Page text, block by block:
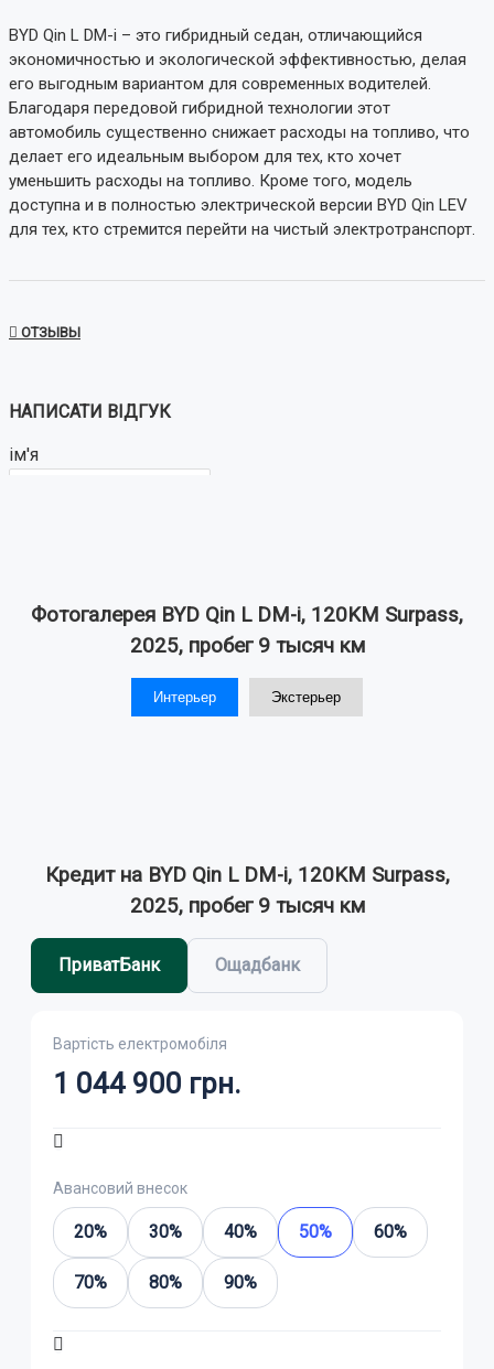
BYD Qin L DM-i – это гибридный седан, отличающийся
экономичностью и экологической эффективностью, делая
его выгодным вариантом для современных водителей.
Благодаря передовой гибридной технологии этот
автомобиль существенно снижает расходы на топливо, что
делает его идеальным выбором для тех, кто хочет
уменьшить расходы на топливо. Кроме того, модель
доступна и в полностью электрической версии BYD Qin LEV
для тех, кто стремится перейти на чистый электротранспорт.
ОТЗЫВЫ
НАПИСАТИ ВІДГУК
ім'я
HTML розмітка не підтримується!
Використовуйте звичайний текст.
Фотогалерея BYD Qin L DM-i, 120KM Surpass,
2025, пробег 9 тысяч км
Интерьер Экстерьер
Кредит на BYD Qin L DM-i, 120KM Surpass,
2025, пробег 9 тысяч км
ПриватБанк Ощадбанк
Вартість електромобіля
1 044 900 грн.
Авансовий внесок
20% 30% 40% 50% 60%
70% 80% 90%